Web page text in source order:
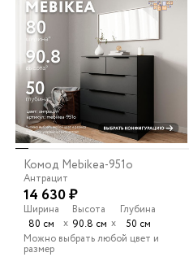
Комод Mebikea-951o
Антрацит
14 630 ₽
Ширина
80 см
х
Высота
90.8 см х
Глубина
50 см
Можно выбрать любой цвет и
размер